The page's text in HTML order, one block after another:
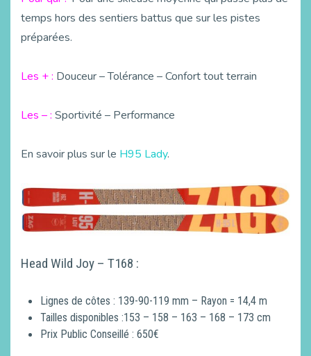
temps hors des sentiers battus que sur les pistes
préparées.
Les + : Douceur – Tolérance – Confort tout terrain
Les – : Sportivité – Performance
En savoir plus sur le H95 Lady.
Head Wild Joy – T168 :
Lignes de côtes : 139-90-119 mm – Rayon = 14,4 m
Tailles disponibles :153 – 158 – 163 – 168 – 173 cm
Prix Public Conseillé : 650€